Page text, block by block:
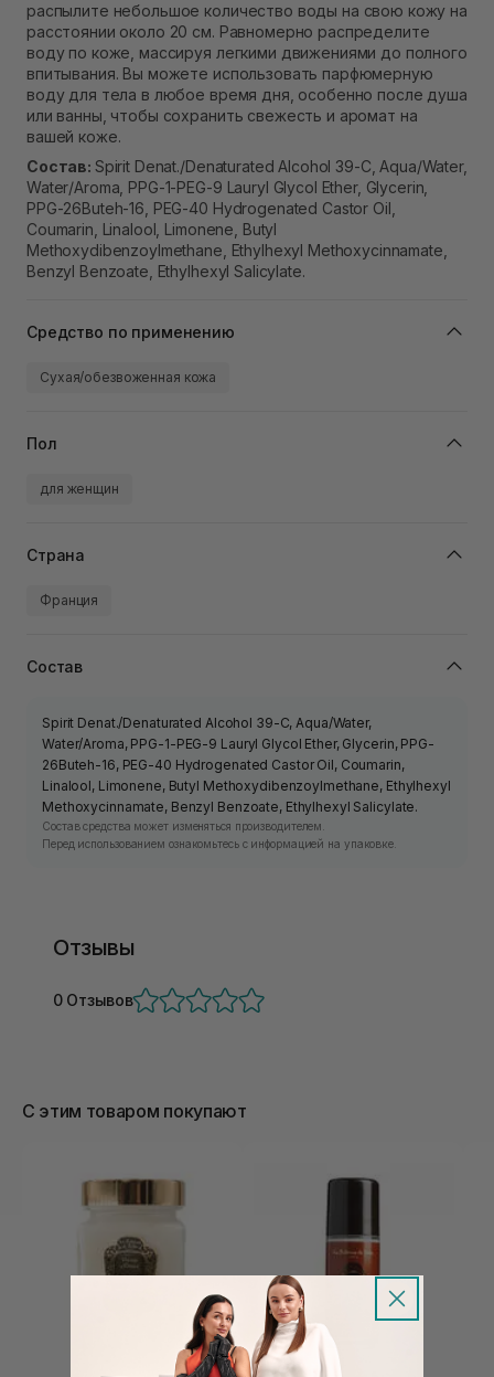
распылите небольшое количество воды на свою кожу на
расстоянии около 20 см. Равномерно распределите
воду по коже, массируя легкими движениями до полного
впитывания. Вы можете использовать парфюмерную
воду для тела в любое время дня, особенно после душа
или ванны, чтобы сохранить свежесть и аромат на
вашей коже.
Состав: Spirit Denat./Denaturated Alcohol 39-C, Aqua/Water,
Water/Aroma, PPG-1-PEG-9 Lauryl Glycol Ether, Glycerin,
PPG-26Buteh-16, PEG-40 Hydrogenated Castor Oil,
Coumarin, Linalool, Limonene, Butyl
Methoxydibenzoylmethane, Ethylhexyl Methoxycinnamate,
Benzyl Benzoate, Ethylhexyl Salicylate.
Средство по применению
Сухая/обезвоженная кожа
Пол
для женщин
Страна
Франция
Состав
Spirit Denat./Denaturated Alcohol 39-C, Aqua/Water,
Water/Aroma, PPG-1-PEG-9 Lauryl Glycol Ether, Glycerin, PPG-
26Buteh-16, PEG-40 Hydrogenated Castor Oil, Coumarin,
Linalool, Limonene, Butyl Methoxydibenzoylmethane, Ethylhexyl
Methoxycinnamate, Benzyl Benzoate, Ethylhexyl Salicylate.
Состав средства может изменяться производителем.
Перед использованием ознакомьтесь с информацией на упаковке.
Отзывы
0 Отзывов
С этим товаром покупают